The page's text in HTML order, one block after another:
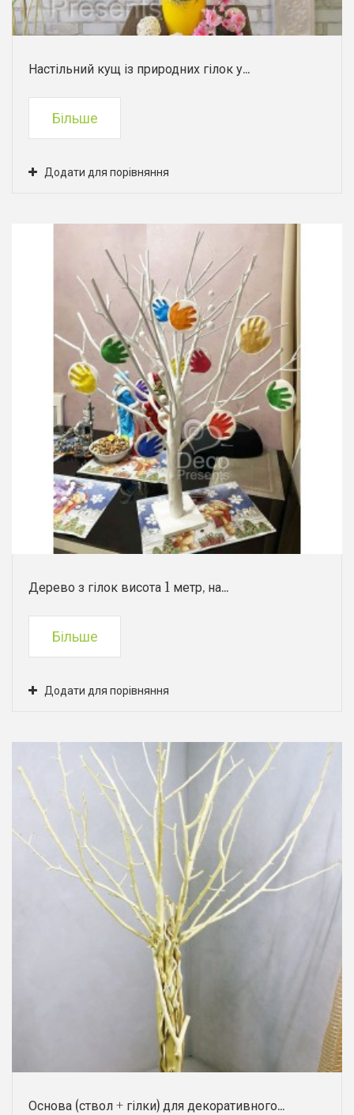
Настільний кущ із природних гілок у...
Більше
Додати для порівняння
Дерево з гілок висота 1 метр, на...
Більше
Додати для порівняння
Основа (ствол + гілки) для декоративного...